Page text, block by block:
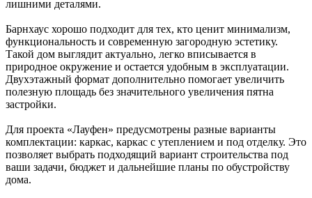
двухкамерные Rehau 70
профиль (согласно
проекту), москитные сетки,
подоконники, водоотливы.
Наличники внутренние -
заводской погонаж.
20х120 мм.
Дверь
входная.
-
Металлическая с
лишними деталями.
Барнхаус хорошо подходит для тех, кто ценит минимализм,
функциональность и современную загородную эстетику.
Такой дом выглядит актуально, легко вписывается в
природное окружение и остается удобным в эксплуатации.
Двухэтажный формат дополнительно помогает увеличить
полезную площадь без значительного увеличения пятна
застройки.
Для проекта «Лауфен» предусмотрены разные варианты
комплектации: каркас, каркас с утеплением и под отделку. Это
позволяет выбрать подходящий вариант строительства под
ваши задачи, бюджет и дальнейшие планы по обустройству
дома.